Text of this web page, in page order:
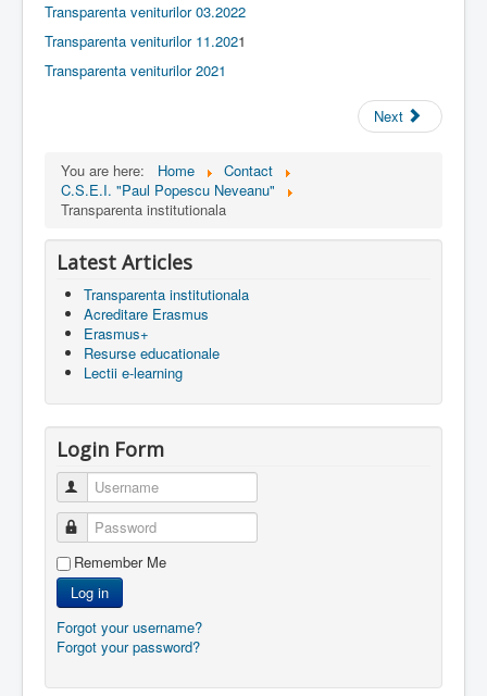
Transparenta veniturilor 03.2022
Transparenta veniturilor 11.2021
Transparenta veniturilor 2021
Next
You are here: Home
Contact
C.S.E.I. "Paul Popescu Neveanu"
Transparenta institutionala
Latest Articles
Transparenta institutionala
Acreditare Erasmus
Erasmus+
Resurse educationale
Lectii e-learning
Login Form
Username
Password
Remember Me
Log in
Forgot your username?
Forgot your password?